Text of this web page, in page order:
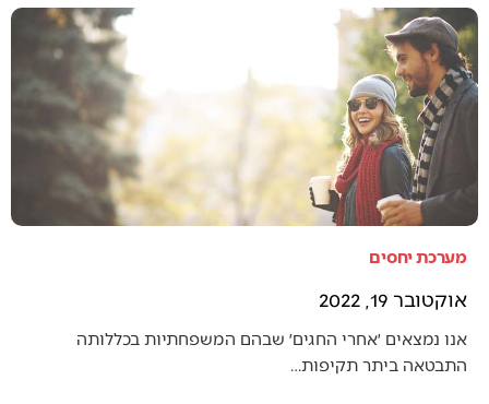
מערכת יחסים
אוקטובר 19, 2022
אנו נמצאים ׳אחרי החגים׳ שבהם המשפחתיות בכללותה
התבטאה ביתר תקיפות…